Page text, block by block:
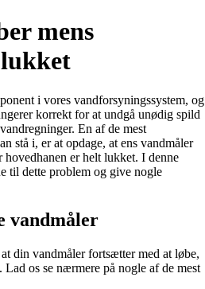
mens
i vores vandforsyningssystem, og
korrekt for at undgå unødig spild
En af de mest
stå i, er at opdage, at ens vandmåler
er helt lukket. I denne
til dette problem og give nogle
vandmåler
din vandmåler fortsætter med at løbe,
os se nærmere på nogle af de mest